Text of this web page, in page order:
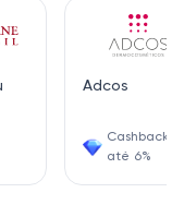
Adcos
Cashback
até 6%